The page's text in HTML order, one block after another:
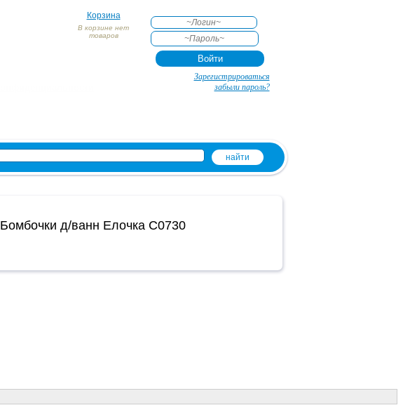
Корзина
В корзине нет
товаров
Зарегистрироваться
забыли пароль?
Бомбочки д/ванн Елочка С0730